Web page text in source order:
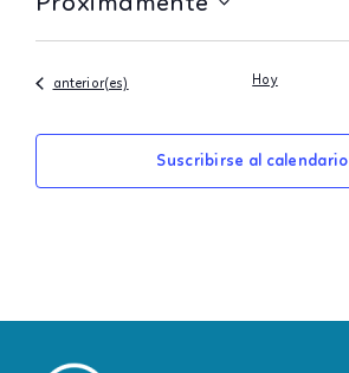
Eventos
anterior(es) Hoy
Suscribirse al calendario